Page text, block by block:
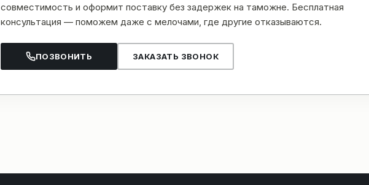
совместимость и оформит поставку без задержек на таможне. Бесплатная
консультация — поможем даже с мелочами, где другие отказываются.
ПОЗВОНИТЬ ЗАКАЗАТЬ ЗВОНОК